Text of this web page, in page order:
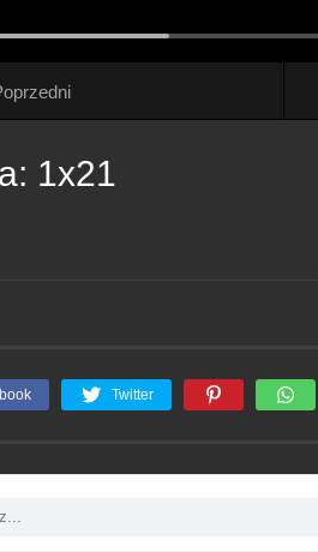
1x21
Twitter